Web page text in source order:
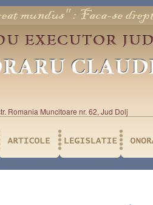
Romania Muncitoare nr. 62, Jud Dolj